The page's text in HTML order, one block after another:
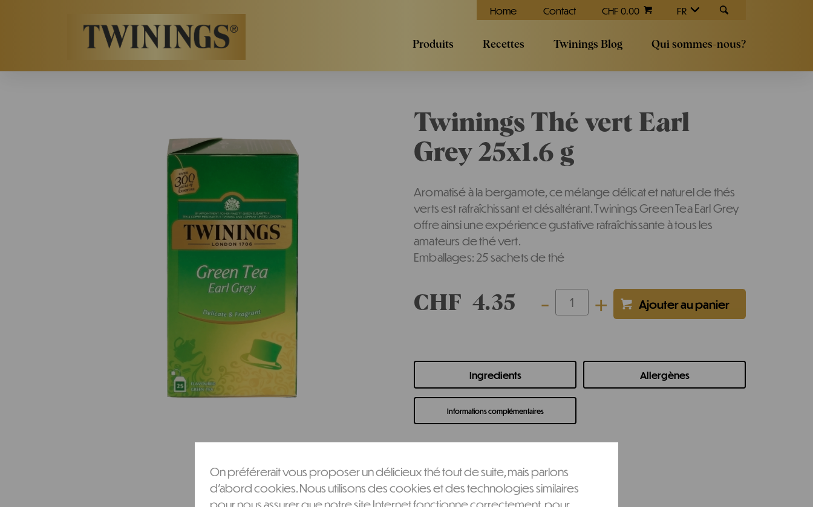
Twinings.ch
Home Contact CHF 0.00 FR
Produits Recettes Twinings Blog Qui sommes-nous?
Twinings Thé vert Earl
Grey 25x1.6 g
Aromatisé à la bergamote, ce mélange délicat et naturel de thés
verts est rafraîchissant et désaltérant. Twinings Green Tea Earl Grey
offre ainsi une expérience gustative rafraîchissante à tous les
amateurs de thé vert.
Emballages: 25 sachets de thé
CHF 4.35 - +
Ingredients Allergènes
Informations complémentaires
On préférerait vous proposer un délicieux thé tout de suite, mais parlons
d'abord cookies. Nous utilisons des cookies et des technologies similaires